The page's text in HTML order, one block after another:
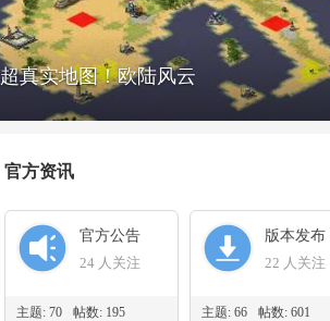
超真实地图！欧陆风云
官方资讯
官方公告
24 人关注
主题: 70 帖数: 195
版本发布
22 人关注
主题: 66 帖数: 601